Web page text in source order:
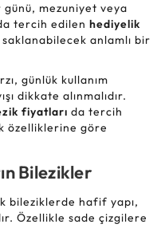
günü, mezuniyet veya
tercih edilen hediyelik
anlamlı bir
günlük kullanım
dikkate alınmalıdır.
fiyatları da tercih
özelliklerine göre
Bilezikler
bileziklerde hafif yapı,
Özellikle sade çizgilere